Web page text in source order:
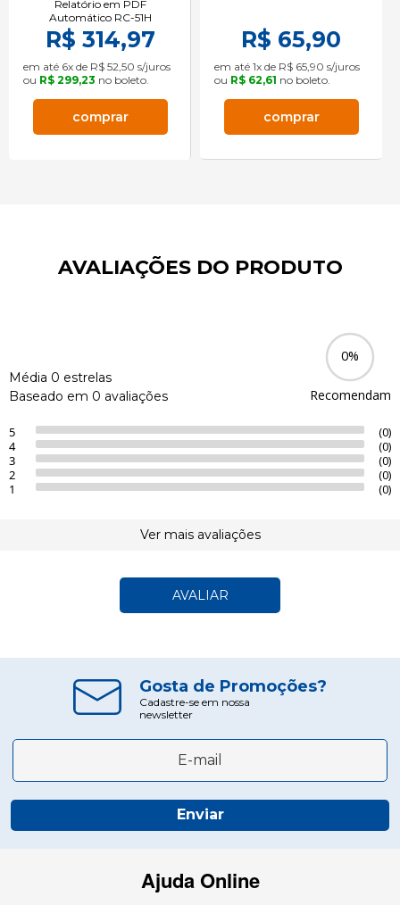
Relatório em PDF
Automático RC-51H
R$ 314,97
em até 6x de R$ 52,50 s/juros
ou R$ 299,23 no boleto.
comprar
R$ 65,90
em até 1x de R$ 65,90 s/juros
ou R$ 62,61 no boleto.
comprar
AVALIAÇÕES DO PRODUTO
Média 0 estrelas
Baseado em 0 avaliações
0%
Recomendam
5
(0)
4
(0)
3
(0)
2
(0)
1
(0)
Ver mais avaliações
AVALIAR
Gosta de Promoções?
Cadastre-se em nossa
newsletter
Enviar
Ajuda Online